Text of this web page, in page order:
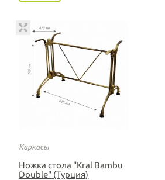
Каркасы
Ножка стола "Kral Bambu
Double" (Турция)